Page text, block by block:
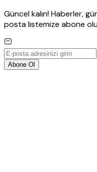
Güncel kalın! Haberler,
posta listemize abone
Abone Ol